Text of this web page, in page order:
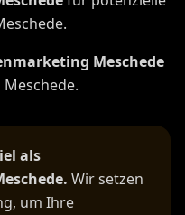
Meschede
als
Wir setzen
um Ihre